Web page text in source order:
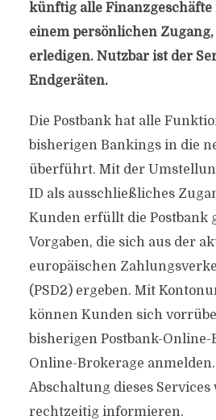
künftig alle
einem persönlichen Zugang,
erledigen. Nutzbar ist der
Endgeräten.
Die Postbank hat alle
bisherigen Bankings in die
überführt. Mit der
ID als ausschließliches
Kunden erfüllt die Postbank
Vorgaben, die sich aus der
europäischen
(PSD2) ergeben. Mit
können Kunden sich
bisherigen Postbank-
Online-Brokerage
Abschaltung dieses Services
rechtzeitig informieren.